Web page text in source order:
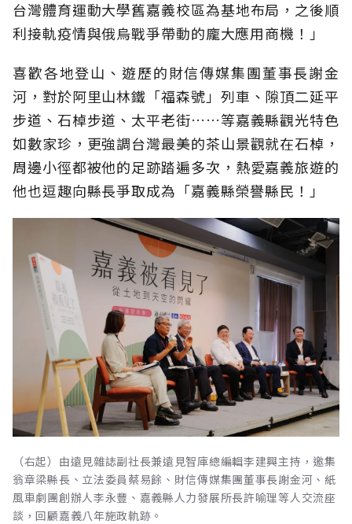
台灣體育運動大學舊嘉義校區為基地布局，之後順
利接軌疫情與俄烏戰爭帶動的龐大應用商機！」
喜歡各地登山、遊歷的財信傳媒集團董事長謝金
河，對於阿里山林鐵「福森號」列車、隙頂二延平
步道、石棹步道、太平老街……等嘉義縣觀光特色
如數家珍，更強調台灣最美的茶山景觀就在石棹，
周邊小徑都被他的足跡踏遍多次，熱愛嘉義旅遊的
他也逗趣向縣長爭取成為「嘉義縣榮譽縣民！」
（右起）由遠見雜誌副社長兼遠見智庫總編輯李建興主持，邀集
翁章梁縣長、立法委員蔡易餘、財信傳媒集團董事長謝金河、紙
風車劇團創辦人李永豐、嘉義縣人力發展所長許喻理等人交流座
談，回顧嘉義八年施政軌跡。